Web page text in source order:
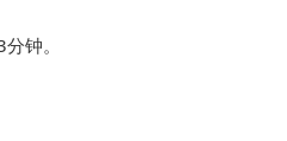
钟。